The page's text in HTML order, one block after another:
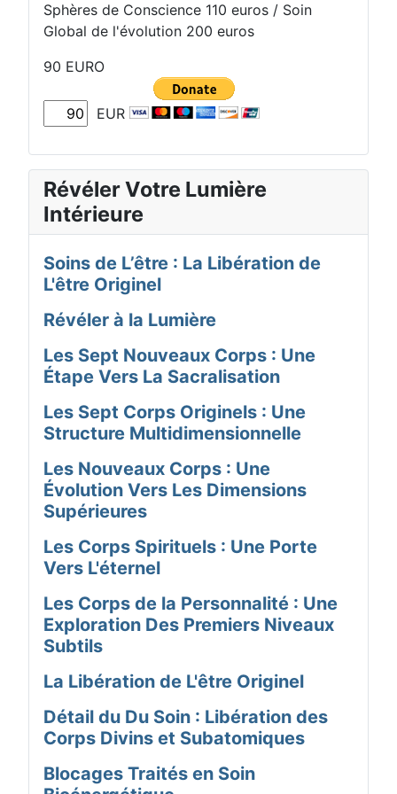
Sphères de Conscience 110 euros / Soin
Global de l'évolution 200 euros
90 EURO
EUR
Révéler Votre Lumière
Intérieure
Soins de L’être : La Libération de
L'être Originel
Révéler à la Lumière
Les Sept Nouveaux Corps : Une
Étape Vers La Sacralisation
Les Sept Corps Originels : Une
Structure Multidimensionnelle
Les Nouveaux Corps : Une
Évolution Vers Les Dimensions
Supérieures
Les Corps Spirituels : Une Porte
Vers L'éternel
Les Corps de la Personnalité : Une
Exploration Des Premiers Niveaux
Subtils
La Libération de L'être Originel
Détail du Du Soin : Libération des
Corps Divins et Subatomiques
Blocages Traités en Soin